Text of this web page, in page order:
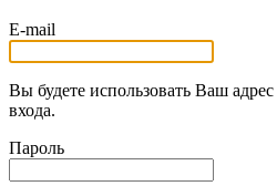
E-mail
Вы будете использовать Ваш
входа.
Пароль